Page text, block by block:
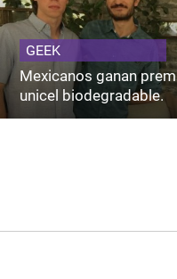
GEEK
Mexicanos ganan
unicel biodegradable.